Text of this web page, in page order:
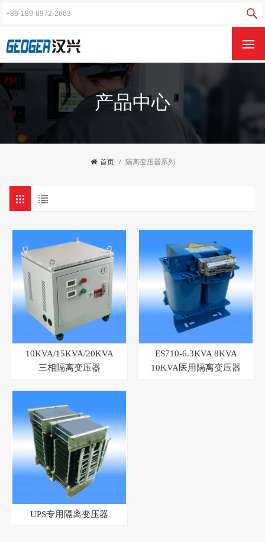
产品中心
首页 / 隔离变压器系列
10KVA/15KVA/20KVA
三相隔离变压器
ES710-6.3KVA 8KVA
10KVA医用隔离变压器
UPS专用隔离变压器